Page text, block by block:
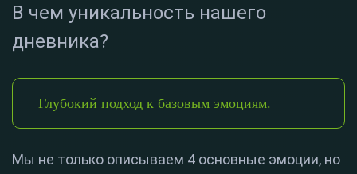
В чем уникальность нашего
дневника?
Глубокий подход к базовым эмоциям.
Мы не только описываем 4 основные эмоции, но